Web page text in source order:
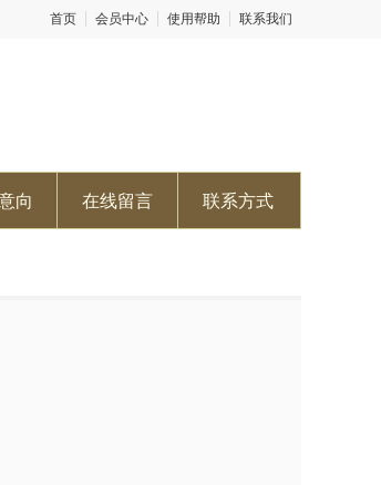
首页 会员中心 使用帮助 联系我们
向 在线留言 联系方式